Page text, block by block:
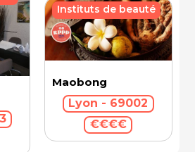
Maobong
Lyon - 69002
€€€€
Instituts de beauté